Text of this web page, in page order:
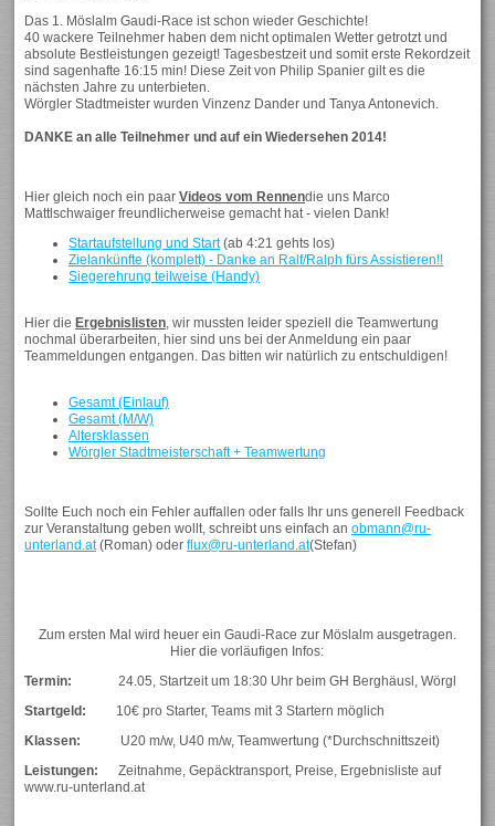
Das 1. Möslalm Gaudi-Race ist schon wieder Geschichte!
40 wackere Teilnehmer haben dem nicht optimalen Wetter getrotzt und
absolute Bestleistungen gezeigt! Tagesbestzeit und somit erste Rekordzeit
sind sagenhafte 16:15 min! Diese Zeit von Philip Spanier gilt es die
nächsten Jahre zu unterbieten.
Wörgler Stadtmeister wurden Vinzenz Dander und Tanya Antonevich.
DANKE an alle Teilnehmer und auf ein Wiedersehen 2014!
Hier gleich noch ein paarVideos vom Rennendie uns Marco
Mattlschwaiger freundlicherweise gemacht hat - vielen Dank!
Startaufstellung und Start(ab 4:21 gehts los)
Zielankünfte (komplett) - Danke an Ralf/Ralph fürs Assistieren!!
Siegerehrung teilweise (Handy)
Hier die Ergebnislisten, wir mussten leider speziell die Teamwertung
nochmal überarbeiten, hier sind uns bei der Anmeldung ein paar
Teammeldungen entgangen. Das bitten wir natürlich zu entschuldigen!
Gesamt (Einlauf)
Gesamt (M/W)
Altersklassen
Wörgler Stadtmeisterschaft + Teamwertung
Sollte Euch noch ein Fehler auffallen oder falls Ihr uns generell Feedback
zur Veranstaltung geben wollt, schreibt uns einfach anobmann@ru-
unterland.at(Roman) oderflux@ru-unterland.at(Stefan)
Zum ersten Mal wird heuer ein Gaudi-Race zur Möslalm ausgetragen.
Hier die vorläufigen Infos:
Termin: 24.05, Startzeit um 18:30 Uhr beim GH Berghäusl, Wörgl
Startgeld: 10€ pro Starter, Teams mit 3 Startern möglich
Klassen:
U20 m/w, U40 m/w, Teamwertung (*Durchschnittszeit)
Leistungen:
Zeitnahme, Gepäcktransport, Preise, Ergebnisliste auf
www.ru-unterland.at